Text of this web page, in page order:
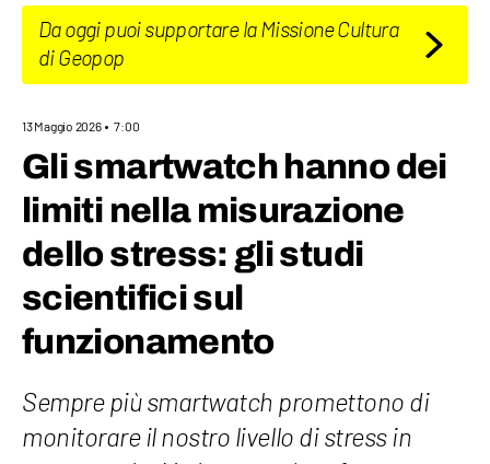
Da oggi puoi supportare la Missione Cultura
di Geopop
13 Maggio 2026 7:00
Gli smartwatch hanno dei
limiti nella misurazione
dello stress: gli studi
scientifici sul
funzionamento
Sempre più smartwatch promettono di
monitorare il nostro livello di stress in